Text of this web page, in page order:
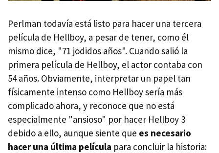
Perlman todavía está listo para hacer una tercera
película de Hellboy, a pesar de tener, como él
mismo dice, "71 jodidos años". Cuando salió la
primera película de Hellboy, el actor contaba con
54 años. Obviamente, interpretar un papel tan
físicamente intenso como Hellboy sería más
complicado ahora, y reconoce que no está
especialmente "ansioso" por hacer Hellboy 3
debido a ello, aunque siente que es necesario
hacer una última película para concluir la historia: